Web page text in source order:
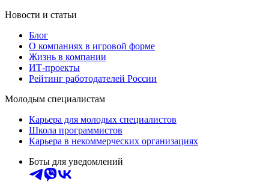
Новости и статьи
Блог
О компаниях в игровой форме
Жизнь в компании
ИТ-проекты
Рейтинг работодателей России
Молодым специалистам
Карьера для молодых специалистов
Школа программистов
Карьера в некоммерческих организациях
Боты для уведомлений